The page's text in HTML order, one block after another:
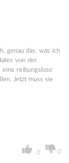
genau das, was ich
von der
eine reibungslose
Jetzt muss sie
0 0